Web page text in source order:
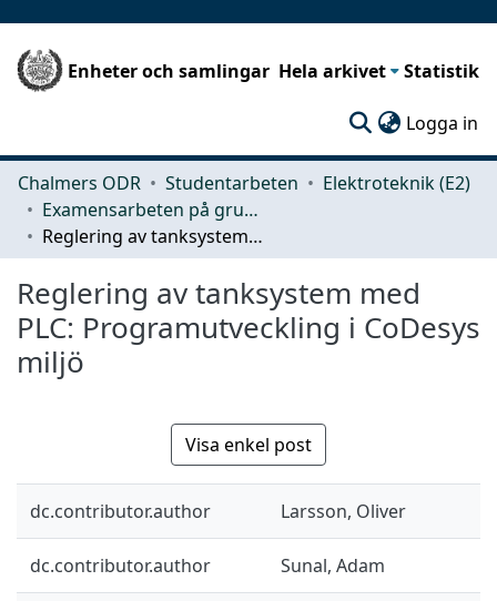
Enheter och samlingar Hela arkivet Statistik
Logga in
Chalmers ODR Studentarbeten
Elektroteknik (E2)
Examensarbeten på grundnivå
Reglering av tanksystem med PLC: Programutveckling i CoDesys miljö
Reglering av tanksystem med
PLC: Programutveckling i CoDesys
miljö
Visa enkel post
dc.contributor.author Larsson, Oliver
dc.contributor.author Sunal, Adam